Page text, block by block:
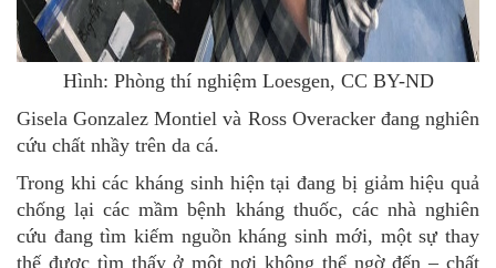
Hình: Phòng thí nghiệm Loesgen, CC BY-ND
Gisela Gonzalez Montiel và Ross Overacker đang nghiên
cứu chất nhầy trên da cá.
Trong khi các kháng sinh hiện tại đang bị giảm hiệu quả
chống lại các mầm bệnh kháng thuốc, các nhà nghiên
cứu đang tìm kiếm nguồn kháng sinh mới, một sự thay
thế được tìm thấy ở một nơi không thể ngờ đến – chất